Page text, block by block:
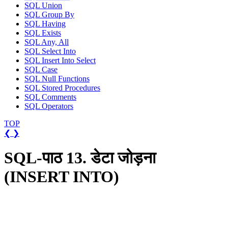
SQL Union
SQL Group By
SQL Having
SQL Exists
SQL Any, All
SQL Select Into
SQL Insert Into Select
SQL Case
SQL Null Functions
SQL Stored Procedures
SQL Comments
SQL Operators
TOP
❮ ❯
SQL-पाठ 13. डेटा जोड़ना
(INSERT INTO)